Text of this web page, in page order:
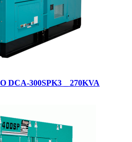
DCA-300SPK3 _ 270KVA